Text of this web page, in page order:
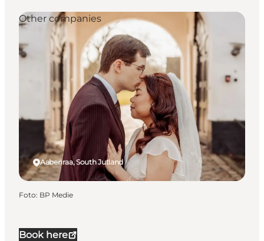
Book here
Aabenraa, South Jutland
Other companies
Foto: BP Medie